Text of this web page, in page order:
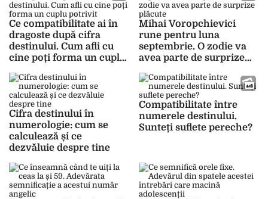
Ce compatibilitate ai în
dragoste după cifra
destinului. Cum afli cu
cine poți forma un cuplu
Mihai Voropchievici
rune pentru luna
septembrie. O zodie va
avea parte de surprize
Cifra destinului în
numerologie: cum se
calculează și ce
dezvăluie despre tine
Compatibilitate între
numerele destinului.
Sunteți suflete pereche?